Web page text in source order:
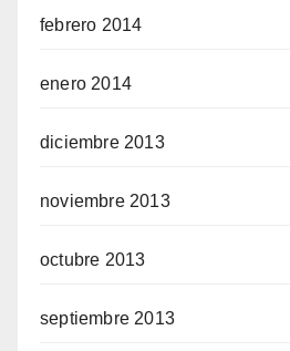
febrero 2014
enero 2014
diciembre 2013
noviembre 2013
octubre 2013
septiembre 2013